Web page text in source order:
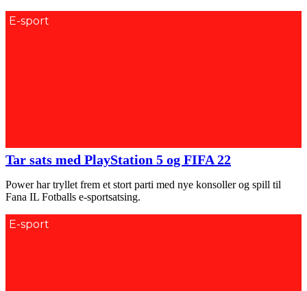
E-sport
Tar sats med PlayStation 5 og FIFA 22
Power har tryllet frem et stort parti med nye konsoller og spill til
Fana IL Fotballs e-sportsatsing.
E-sport